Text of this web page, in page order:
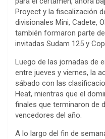
Proyect y la fiscalización
divisionales Mini, Cadete,
también formaron parte
invitadas Sudam 125 y
Luego de las jornadas de
entre jueves y viernes, la
sábado con las
Heat, mientras que el
finales que terminaron de
vencedores del año.
A lo largo del fin de